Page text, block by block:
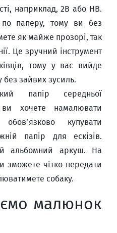
наприклад, 2B або HB.
по паперу, тому ви без
як майже прозорі, так
Це зручний інструмент
тому у вас вийде
зайвих зусиль.
папір середньої
хочете намалювати
купувати
папір для ескізів.
альбомний аркуш. На
зможете чітко передати
собаку.
малюнок